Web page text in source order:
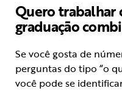
Quero trabalhar
graduação
Se você gosta de
perguntas do tipo “o
você pode se